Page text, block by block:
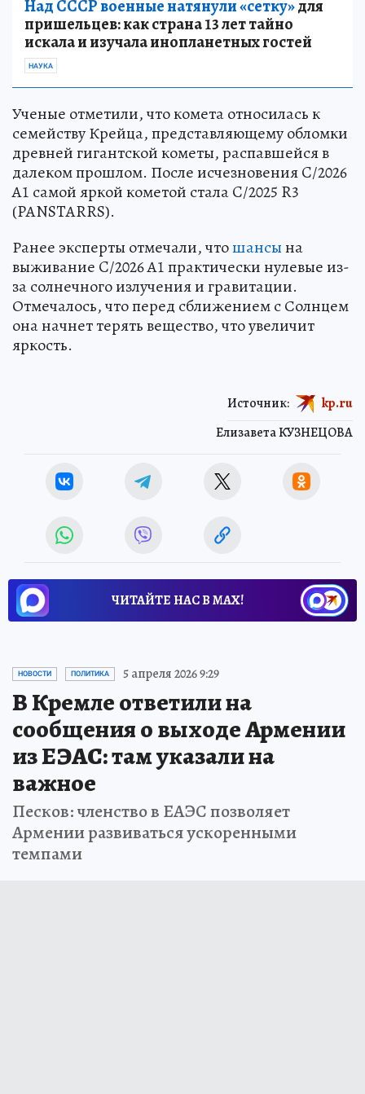
Над СССР военные натянули «сетку»для
пришельцев: как страна 13 лет тайно
искала и изучала инопланетных гостей
НАУКА
Ученые отметили, что комета относилась к
семейству Крейца, представляющему обломки
древней гигантской кометы, распавшейся в
далеком прошлом. После исчезновения C/2026
A1 самой яркой кометой стала C/2025 R3
(PANSTARRS).
Ранее эксперты отмечали, чтошансына
выживание C/2026 A1 практически нулевые из-
за солнечного излучения и гравитации.
Отмечалось, что перед сближением с Солнцем
она начнет терять вещество, что увеличит
яркость.
Елизавета КУЗНЕЦОВА
Источник: kp.ru
ЧИТАЙТЕ НАС В МАХ!
НОВОСТИ ПОЛИТИКА 5 апреля 2026 9:29
В Кремле ответили на
сообщения о выходе Армении
из ЕЭАС: там указали на
важное
Песков: членство в ЕАЭС позволяет
Армении развиваться ускоренными
темпами